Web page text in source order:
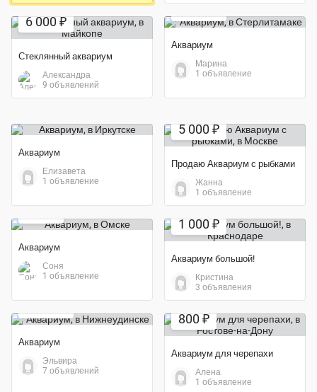
6 000 ₽
Стеклянный аквариум
Александра
9 объявлений
Аквариум
Марина
1 объявление
Аквариум
Елизавета
1 объявление
5 000 ₽
Продаю Аквариум с рыбками
Жанна
1 объявление
Аквариум
Соня
1 объявление
1 000 ₽
Аквариум большой!
Кристина
3 объявления
Аквариум
Эльвира
7 объявлений
800 ₽
Аквариум для черепахи
Алена
1 объявление
Экономия 50%